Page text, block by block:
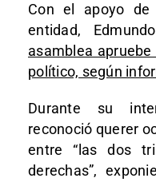
Con el apoyo
entidad,
asamblea
político, según
Durante su
reconoció querer
entre “las dos
derechas”,